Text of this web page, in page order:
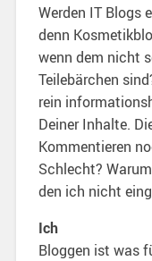
Werden IT Blogs
denn
wenn dem nicht
Teilebärchen
rein
Deiner Inhalte.
Kommentieren
Schlecht?
den ich nicht
Ich
Bloggen ist was